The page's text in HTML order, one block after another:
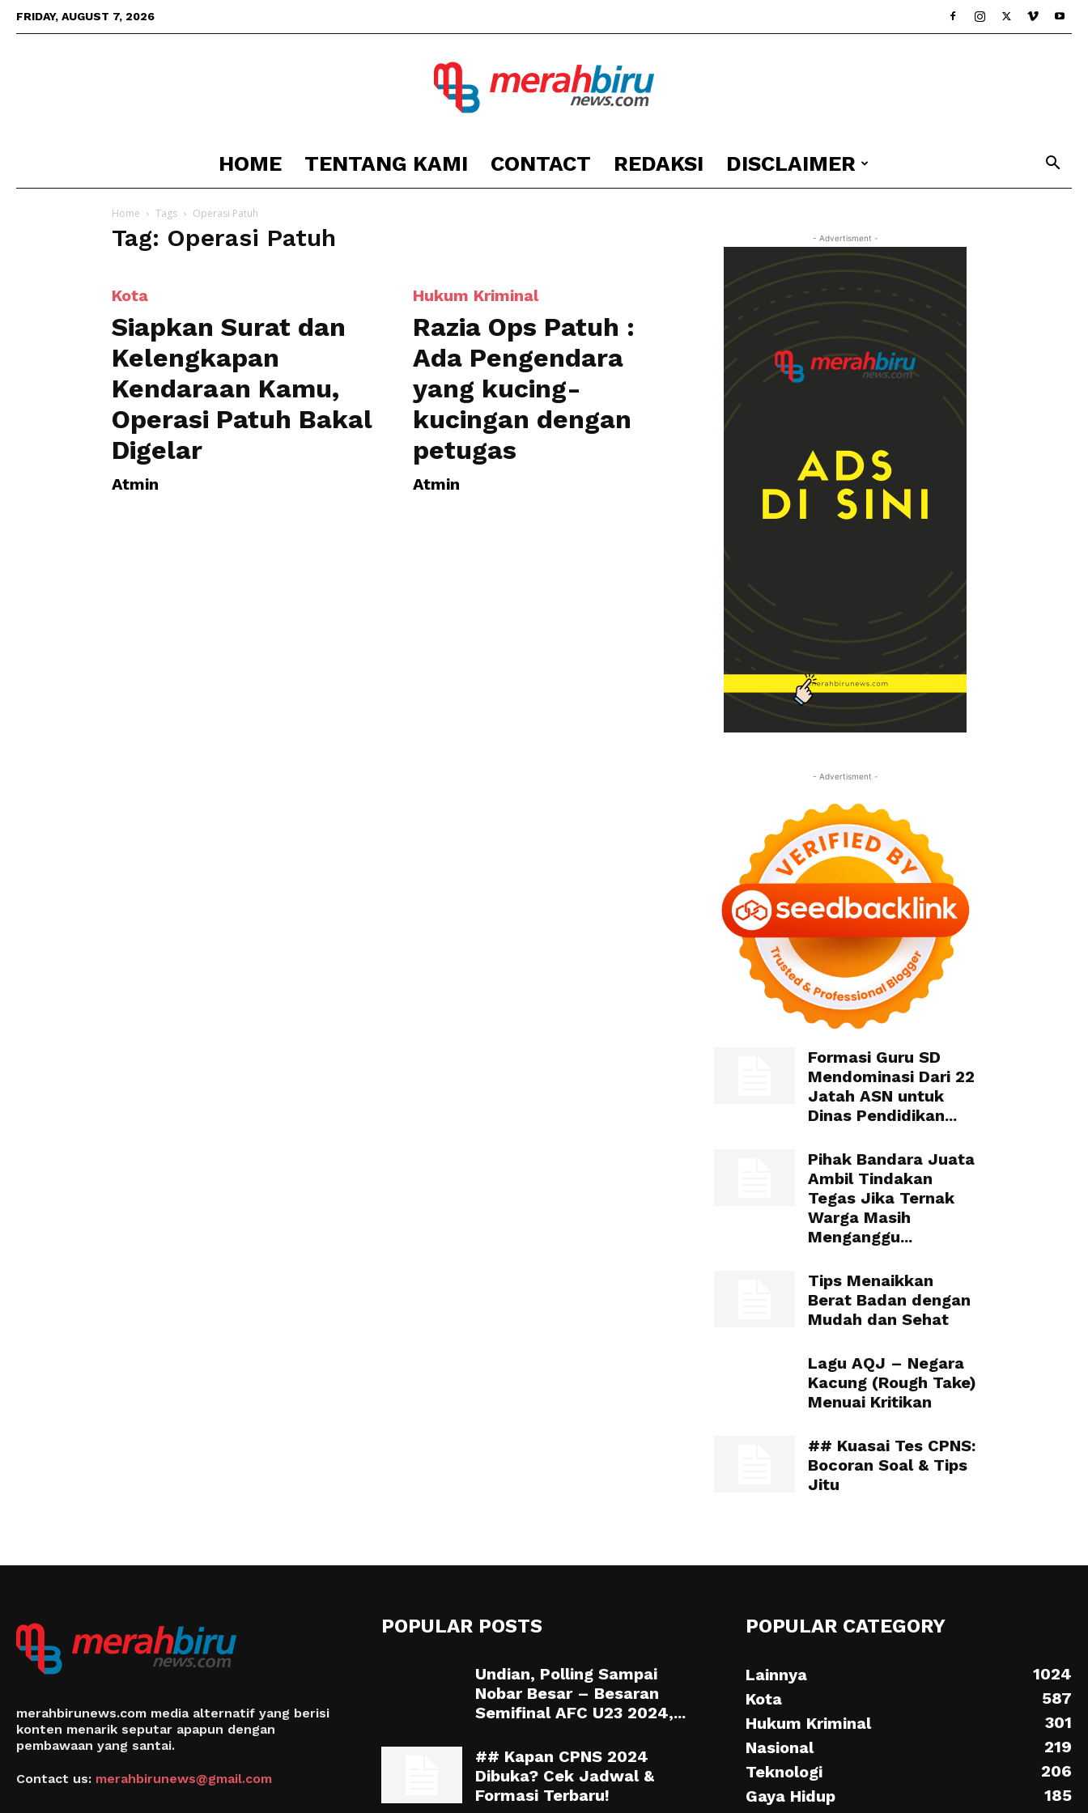
FRIDAY, AUGUST 7, 2026
Berita
Tarakan
HOME TENTANG KAMI CONTACT REDAKSI DISCLAIMER
Home Tags Operasi Patuh
Tag: Operasi Patuh
Kota
Siapkan Surat dan
Kelengkapan
Kendaraan Kamu,
Operasi Patuh Bakal
Digelar
Atmin
Hukum Kriminal
Razia Ops Patuh :
Ada Pengendara
yang kucing-
kucingan dengan
petugas
Atmin
- Advertisment -
- Advertisment -
Formasi Guru SD
Mendominasi Dari 22
Jatah ASN untuk
Dinas Pendidikan...
Pihak Bandara Juata
Ambil Tindakan
Tegas Jika Ternak
Warga Masih
Menganggu...
Tips Menaikkan
Berat Badan dengan
Mudah dan Sehat
Lagu AQJ – Negara
Kacung (Rough Take)
Menuai Kritikan
## Kuasai Tes CPNS:
Bocoran Soal & Tips
Jitu
merahbirunews.com media alternatif yang berisi
konten menarik seputar apapun dengan
pembawaan yang santai.
Contact us: merahbirunews@gmail.com
POPULAR POSTS
Undian, Polling Sampai
Nobar Besar – Besaran
Semifinal AFC U23 2024,...
## Kapan CPNS 2024
Dibuka? Cek Jadwal &
Formasi Terbaru!
POPULAR CATEGORY
Lainnya
1024
Kota
587
Hukum Kriminal
301
Nasional
219
Teknologi
206
Gaya Hidup
185